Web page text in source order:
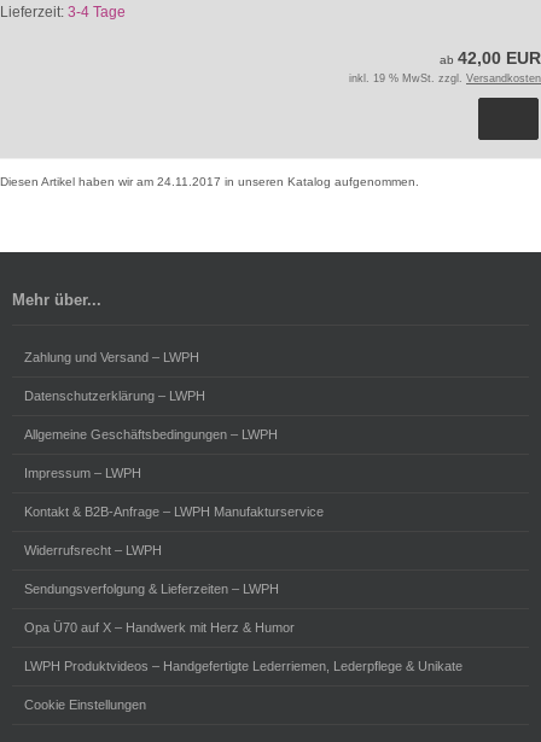
Lieferzeit: 3-4 Tage
ab 42,00 EUR
inkl. 19 % MwSt. zzgl. Versandkosten
Diesen Artikel haben wir am 24.11.2017 in unseren Katalog aufgenommen.
Mehr über...
Zahlung und Versand – LWPH
Datenschutzerklärung – LWPH
Allgemeine Geschäftsbedingungen – LWPH
Impressum – LWPH
Kontakt & B2B-Anfrage – LWPH Manufakturservice
Widerrufsrecht – LWPH
Sendungsverfolgung & Lieferzeiten – LWPH
Opa Ü70 auf X – Handwerk mit Herz & Humor
LWPH Produktvideos – Handgefertigte Lederriemen, Lederpflege & Unikate
Cookie Einstellungen